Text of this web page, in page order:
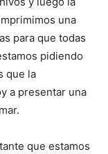
una
para que todas
pidiendo
que la
a presentar una
que estamos